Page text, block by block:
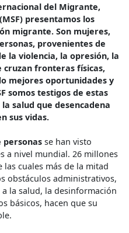
del Migrante,
presentamos los
migrante. Son mujeres,
provenientes de
la violencia, la opresión, la
cruzan fronteras físicas,
mejores oportunidades y
somos testigos de estas
salud que desencadena
sus vidas.
personas se han visto
a nivel mundial. 26 millones
cuales más de la mitad
obstáculos administrativos,
la salud, la desinformación
básicos, hacen que su